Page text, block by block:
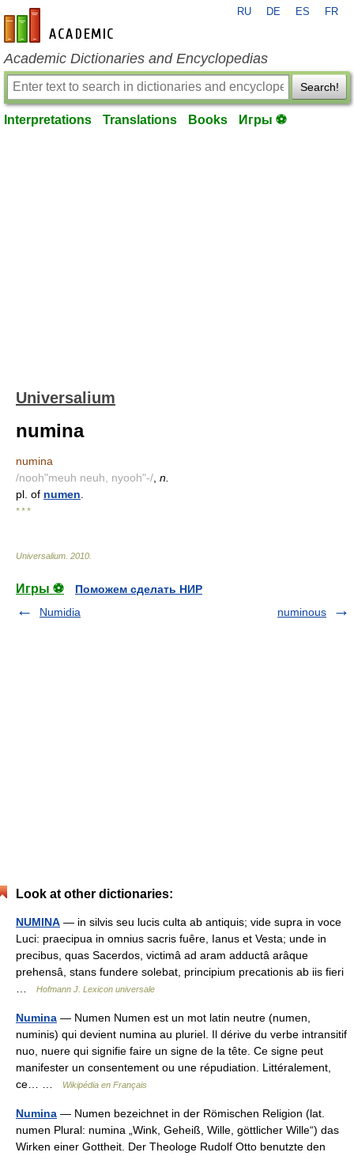
en-academic.com
RU DE ES FR
Academic Dictionaries and Encyclopedias
Search!
Interpretations Translations Books Игры ⚽
Universalium
numina
numina
/nooh"meuh neuh, nyooh"-/ n.
pl. of numen
* * *
Universalium 2010
Игры ⚽
Поможем сделать НИР
Numidia
numinous
Look at other dictionaries:
NUMINA — in silvis seu lucis culta ab antiquis; vide supra in voce
Luci: praecipua in omnius sacris fuêre, Ianus et Vesta; unde in
precibus, quas Sacerdos, victimâ ad aram adductâ arâque
prehensâ, stans fundere solebat, principium precationis ab iis fieri
Hofmann J. Lexicon universale
Numina — Numen Numen est un mot latin neutre (numen,
numinis) qui devient numina au pluriel. Il dérive du verbe intransitif
nuo, nuere qui signifie faire un signe de la tête. Ce signe peut
manifester un consentement ou une répudiation. Littéralement,
ce… …
Wikipédia en Français
Numina — Numen bezeichnet in der Römischen Religion (lat.
numen Plural: numina „Wink, Geheiß, Wille, göttlicher Wille“) das
Wirken einer Gottheit. Der Theologe Rudolf Otto benutzte den